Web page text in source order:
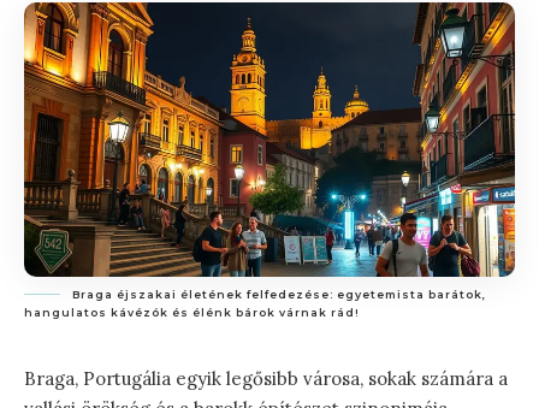
Braga éjszakai életének felfedezése: egyetemista barátok,
hangulatos kávézók és élénk bárok várnak rád!
Braga, Portugália egyik legősibb városa, sokak számára a